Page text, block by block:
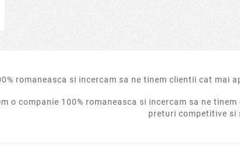
o companie 100% romaneasca si incercam sa ne
preturi competitive si